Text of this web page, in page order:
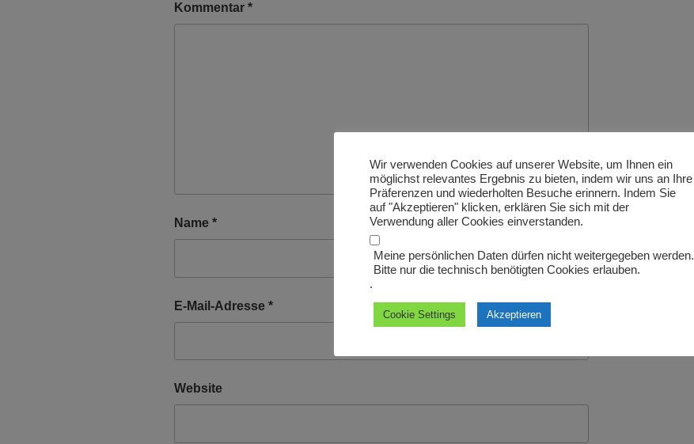
Kommentar *
Name *
E-Mail-Adresse *
Website
Wir verwenden Cookies auf unserer Website, um Ihnen ein
möglichst relevantes Ergebnis zu bieten, indem wir uns an Ihre
Präferenzen und wiederholten Besuche erinnern. Indem Sie
auf "Akzeptieren" klicken, erklären Sie sich mit der
Verwendung aller Cookies einverstanden.
Meine persönlichen Daten dürfen nicht weitergegeben werden.
Bitte nur die technisch benötigten Cookies erlauben.
.
Cookie Settings Akzeptieren